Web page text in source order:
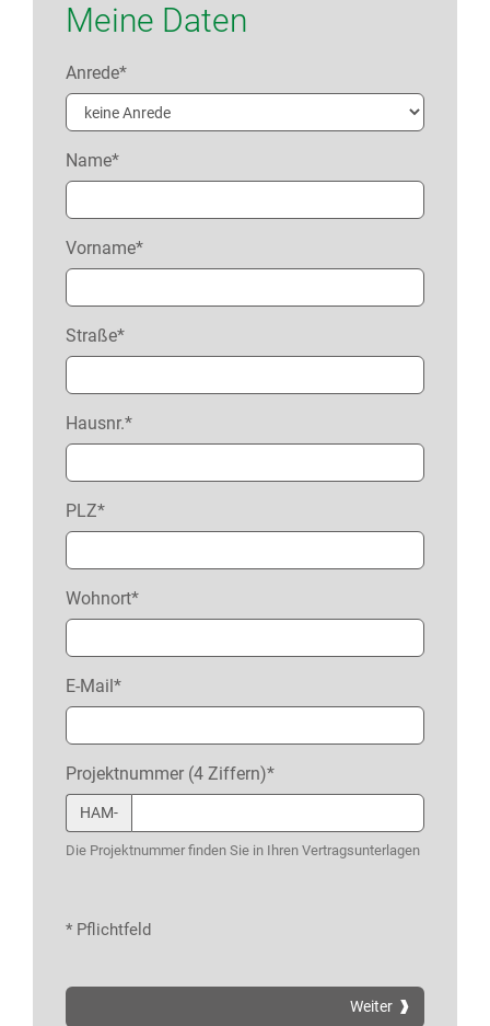
Meine Daten
Anrede*
Name*
Vorname*
Straße*
Hausnr.*
PLZ*
Wohnort*
E-Mail*
Projektnummer (4 Ziffern)*
HAM-
Die Projektnummer finden Sie in Ihren Vertragsunterlagen
* Pflichtfeld
Weiter